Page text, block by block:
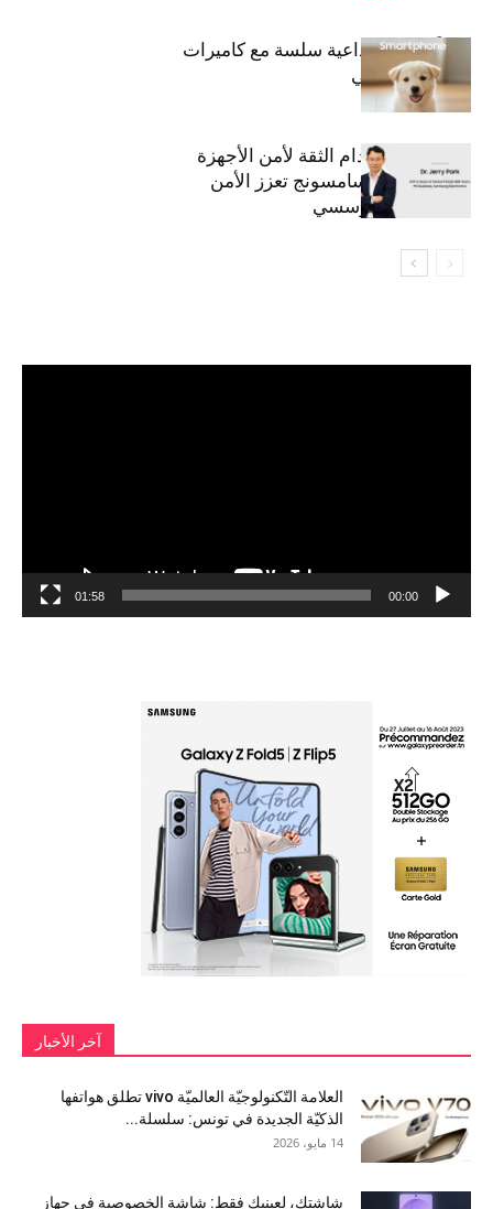
قريباً: تجربة إبداعية سلسة مع كاميرات
أجهزة جالاكسي
استراتيجية انعدام الثقة لأمن الأجهزة
المحمولة من سامسونج تعزز الأمن
السيبراني المؤسسي
00:00
01:58
آخر الأخبار
العلامة التّكنولوجيّة العالميّة vivo تطلق هواتفها
الذكيّة الجديدة في تونس: سلسلة...
14 مايو، 2026
شاشتك، لعينيك فقط: شاشة الخصوصية في جهاز